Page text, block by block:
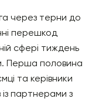
через терни до
перешкод
сфері тиждень
Перша половина
та керівники
із партнерами з